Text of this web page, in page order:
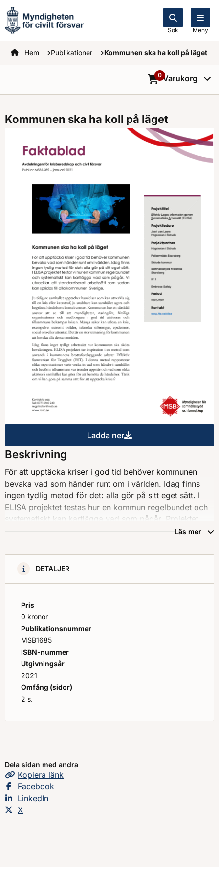
Sök Meny
Startsidan
Hem Publikationer Kommunen ska ha koll på läget
0Varukorg
Kommunen ska ha koll på läget
Ladda ner
Kommunen ska ha koll på
Beskrivning
För att upptäcka kriser i god tid behöver kommunen
bevaka vad som händer runt om i världen. Idag finns
ingen tydlig metod för det: alla gör på sitt eget sätt. I
ELISA projektet testas hur en kommun regelbundet och
systematiskt kan kartlägga vad som pågår. Projektet
utvecklar ett standardiserat arbetssätt som sedan kan
Läs mer
DETALJER
Pris
0 kronor
Publikationsnummer
MSB1685
ISBN-nummer
Utgivningsår
2021
Omfång (sidor)
2 s.
Dela sidan med andra
Kopiera sidans
länk
Dela sidan på
Facebook
Dela sidan på
LinkedIn
Dela sidan på
X